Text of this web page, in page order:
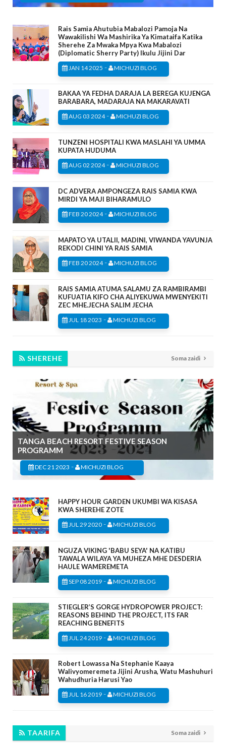
Rais Samia Ahutubia Mabalozi Pamoja Na
Wawakilishi Wa Mashirika Ya Kimataifa Katika
Sherehe Za Mwaka Mpya Kwa Mabalozi
(Diplomatic Sherry Party) Ikulu Jijini Dar
JAN 14 2025 - MICHUZI BLOG
BAKAA YA FEDHA DARAJA LA BEREGA KUJENGA
BARABARA, MADARAJA NA MAKARAVATI
AUG 03 2024- MICHUZI BLOG
TUNZENI HOSPITALI KWA MASLAHI YA UMMA
KUPATA HUDUMA
AUG 02 2024- MICHUZI BLOG
DC ADVERA AMPONGEZA RAIS SAMIA KWA
MIRDI YA MAJI BIHARAMULO
FEB 20 2024- MICHUZI BLOG
MAPATO YA UTALII, MADINI, VIWANDA YAVUNJA
REKODI CHINI YA RAIS SAMIA
FEB 20 2024- MICHUZI BLOG
RAIS SAMIA ATUMA SALAMU ZA RAMBIRAMBI
KUFUATIA KIFO CHA ALIYEKUWA MWENYEKITI
ZEC MHE.JECHA SALIM JECHA
JUL 18 2023 - MICHUZI BLOG
SHEREHE Soma zaidi
TANGA BEACH RESORT FESTIVE SEASON
PROGRAMM
DEC 21 2023 - MICHUZI BLOG
HAPPY HOUR GARDEN UKUMBI WA KISASA
KWA SHEREHE ZOTE
JUL 29 2020 - MICHUZI BLOG
NGUZA VIKING 'BABU SEYA' NA KATIBU
TAWALA WILAYA YA MUHEZA MHE DESDERIA
HAULE WAMEREMETA
SEP 08 2019 - MICHUZI BLOG
STIEGLER’S GORGE HYDROPOWER PROJECT:
REASONS BEHIND THE PROJECT, ITS FAR
REACHING BENEFITS
JUL 24 2019 - MICHUZI BLOG
Robert Lowassa Na Stephanie Kaaya
Walivyomeremeta Jijini Arusha, Watu Mashuhuri
Wahudhuria Harusi Yao
JUL 16 2019 - MICHUZI BLOG
TAARIFA Soma zaidi